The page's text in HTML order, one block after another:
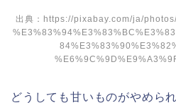
出典： https://pixabay.com/ja/
どうしても甘いものがやめら